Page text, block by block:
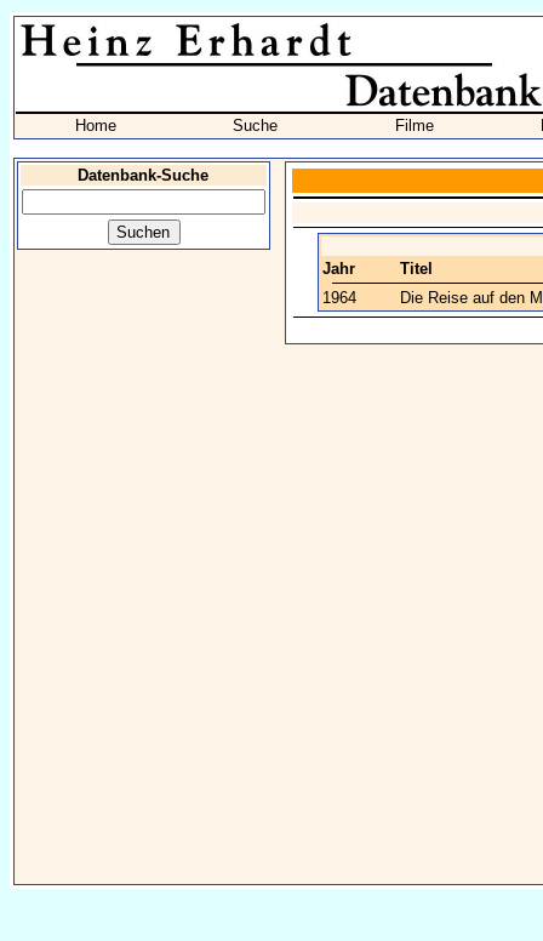
Home Suche Filme
Datenbank-Suche
Jahr
Titel
1964
Die Reise auf den